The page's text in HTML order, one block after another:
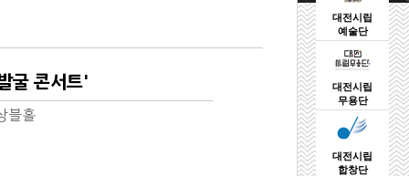
대전시립
예술단
대전시립
무용단
대전시립
합창단
굴 콘서트'
블홀